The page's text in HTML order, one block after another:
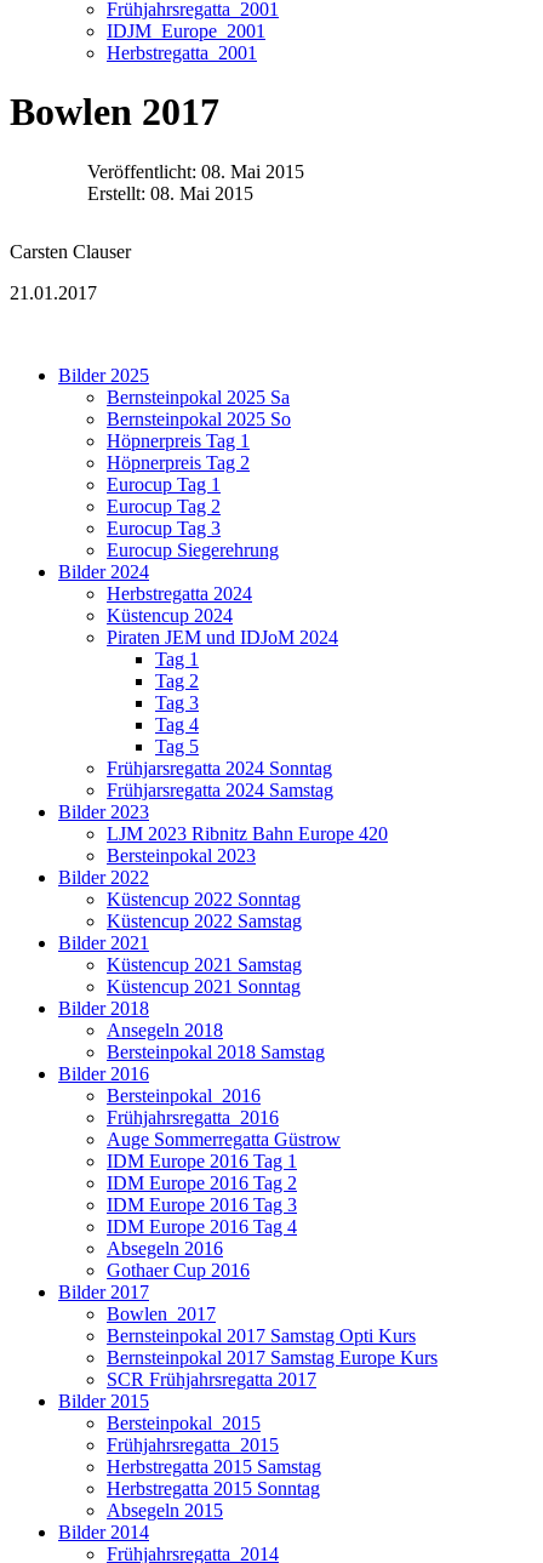
Frühjahrsregatta_2001
IDJM_Europe_2001
Herbstregatta_2001
Bowlen 2017
Veröffentlicht: 08. Mai 2015
Erstellt: 08. Mai 2015
Carsten Clauser
21.01.2017
Bilder 2025
Bernsteinpokal 2025 Sa
Bernsteinpokal 2025 So
Höpnerpreis Tag 1
Höpnerpreis Tag 2
Eurocup Tag 1
Eurocup Tag 2
Eurocup Tag 3
Eurocup Siegerehrung
Bilder 2024
Herbstregatta 2024
Küstencup 2024
Piraten JEM und IDJoM 2024
Tag 1
Tag 2
Tag 3
Tag 4
Tag 5
Frühjarsregatta 2024 Sonntag
Frühjarsregatta 2024 Samstag
Bilder 2023
LJM 2023 Ribnitz Bahn Europe 420
Bersteinpokal 2023
Bilder 2022
Küstencup 2022 Sonntag
Küstencup 2022 Samstag
Bilder 2021
Küstencup 2021 Samstag
Küstencup 2021 Sonntag
Bilder 2018
Ansegeln 2018
Bersteinpokal 2018 Samstag
Bilder 2016
Bersteinpokal_2016
Frühjahrsregatta_2016
Auge Sommerregatta Güstrow
IDM Europe 2016 Tag 1
IDM Europe 2016 Tag 2
IDM Europe 2016 Tag 3
IDM Europe 2016 Tag 4
Absegeln 2016
Gothaer Cup 2016
Bilder 2017
Bowlen_2017
Bernsteinpokal 2017 Samstag Opti Kurs
Bernsteinpokal 2017 Samstag Europe Kurs
SCR Frühjahrsregatta 2017
Bilder 2015
Bersteinpokal_2015
Frühjahrsregatta_2015
Herbstregatta 2015 Samstag
Herbstregatta 2015 Sonntag
Absegeln 2015
Bilder 2014
Frühjahrsregatta_2014